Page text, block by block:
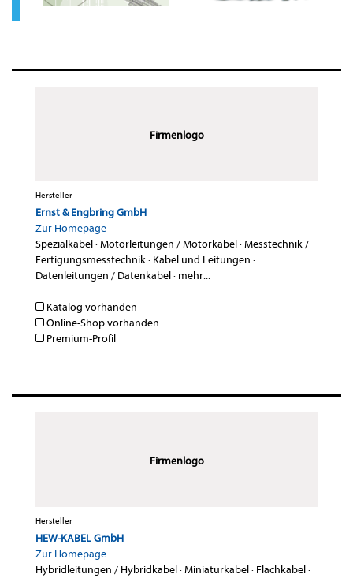
Firmenlogo
Hersteller
Ernst & Engbring GmbH
Zur Homepage
Spezialkabel·Motorleitungen / Motorkabel·Messtechnik /
Fertigungsmesstechnik· Kabel und Leitungen ·
Datenleitungen / Datenkabel· mehr...
Katalog vorhanden
Online-Shop vorhanden
Premium-Profil
Firmenlogo
Hersteller
HEW-KABEL GmbH
Zur Homepage
Hybridleitungen / Hybridkabel·Miniaturkabel· Flachkabel·